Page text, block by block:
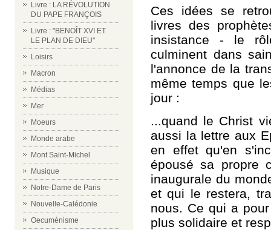
Livre : LA RÉVOLUTION
DU PAPE FRANÇOIS
Livre : "BENOÎT XVI ET
LE PLAN DE DIEU"
Loisirs
Macron
Médias
Mer
Moeurs
Monde arabe
Mont Saint-Michel
Musique
Notre-Dame de Paris
Nouvelle-Calédonie
Oecuménisme
Ces idées se
livres des
insistance - le
culminent dans
l'annonce de la
même temps que
jour :
...quand le Christ
aussi la lettre aux
en effet qu'en
épousé sa propre
inaugurale du
et qui le restera,
nous. Ce qui a
plus solidaire et